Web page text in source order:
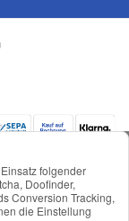
folgender
Doofinder,
Conversion Tracking,
die Einstellung